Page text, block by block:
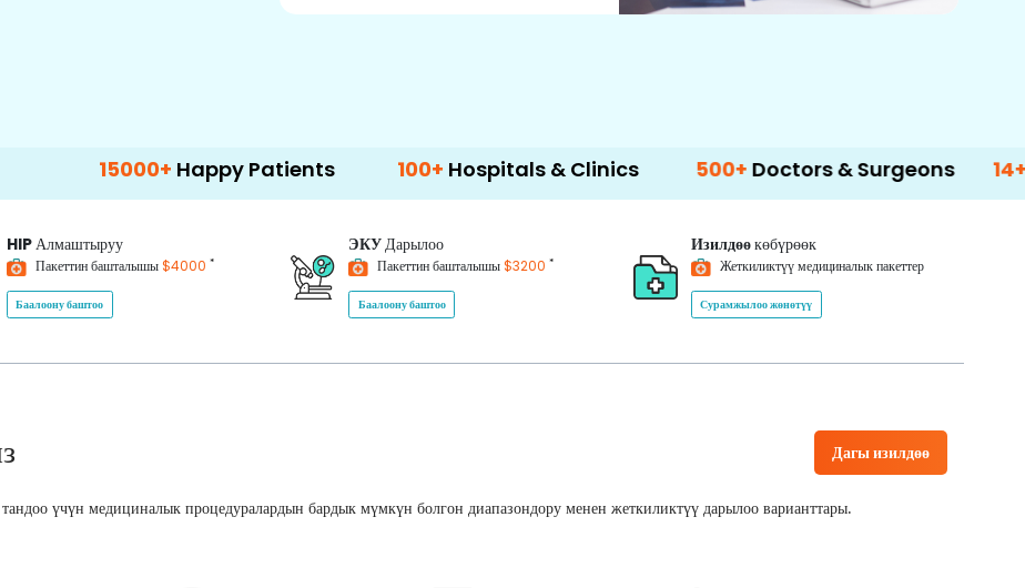
Happy Patients 100+ Hospitals & Clinics 500+ Doctors & Surgeons 14+
HIPАлмаштыруу
Пакеттин башталышы$4000 *
Баалоону баштоо
ЭКУДарылоо
Пакеттин башталышы$3200 *
Баалоону баштоо
Изилдөөкөбүрөөк
Жеткиликтүү медициналык пакеттер
Сурамжылоо жөнөтүү
Дагы изилдөө
үчүн медициналык процедуралардын бардык мүмкүн болгон диапазондору менен жеткиликтүү дарылоо варианттары.